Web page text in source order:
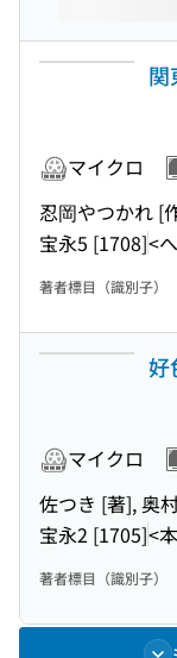
関
マイクロ
忍岡やつかれ [
宝永5 [1708]<
著者標目（識別子）
好
マイクロ
佐つき [著], 奥
宝永2 [1705]<
著者標目（識別子）